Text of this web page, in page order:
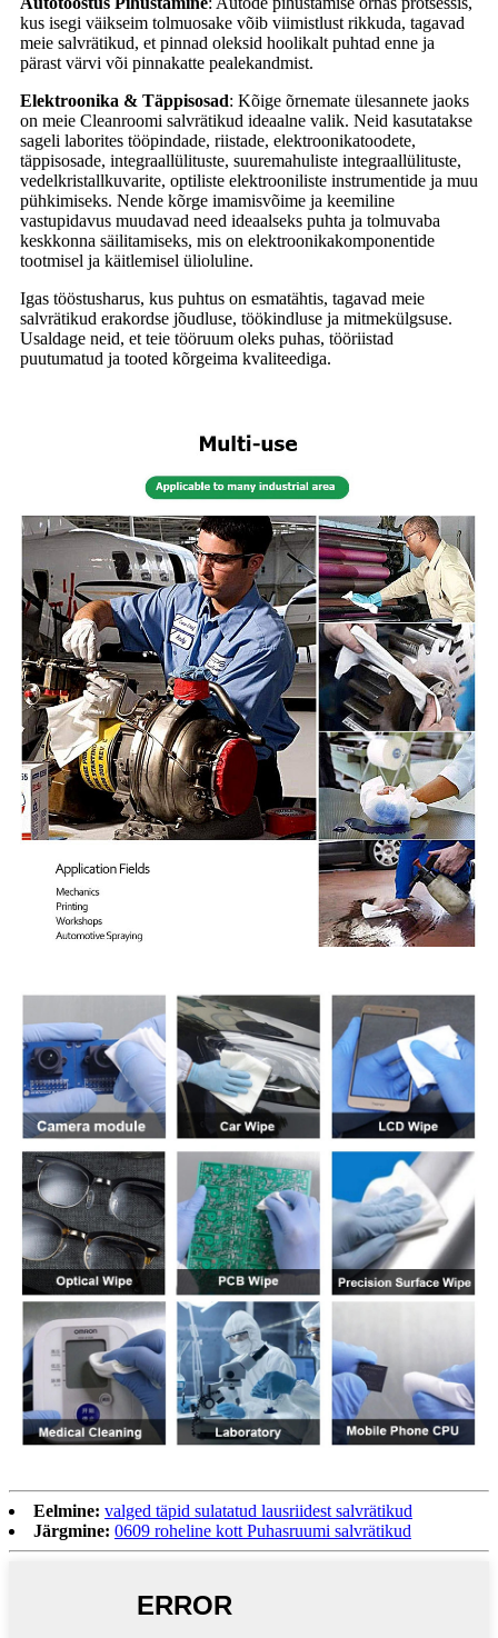
kus isegi väikseim tolmuosake võib viimistlust rikkuda, tagavad
meie salvrätikud, et pinnad oleksid hoolikalt puhtad enne ja
pärast värvi või pinnakatte pealekandmist.
Elektroonika & Täppisosad: Kõige õrnemate ülesannete jaoks
on meie Cleanroomi salvrätikud ideaalne valik. Neid kasutatakse
sageli laborites tööpindade, riistade, elektroonikatoodete,
täppisosade, integraallülituste, suuremahuliste integraallülituste,
vedelkristallkuvarite, optiliste elektrooniliste instrumentide ja muu
pühkimiseks. Nende kõrge imamisvõime ja keemiline
vastupidavus muudavad need ideaalseks puhta ja tolmuvaba
keskkonna säilitamiseks, mis on elektroonikakomponentide
tootmisel ja käitlemisel ülioluline.
Igas tööstusharus, kus puhtus on esmatähtis, tagavad meie
salvrätikud erakordse jõudluse, töökindluse ja mitmekülgsuse.
Usaldage neid, et teie tööruum oleks puhas, tööriistad
puutumatud ja tooted kõrgeima kvaliteediga.
Eelmine: valged täpid sulatatud lausriidest salvrätikud
Järgmine: 0609 roheline kott Puhasruumi salvrätikud